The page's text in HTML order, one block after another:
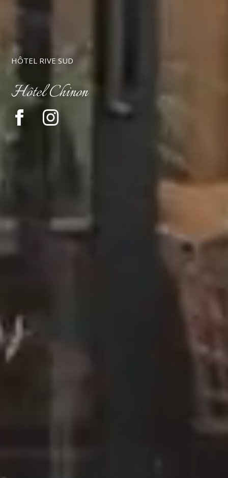
HÔTEL RIVE SUD
Hôtel Chinon